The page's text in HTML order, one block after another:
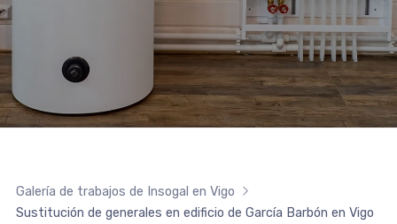
Galería de trabajos de Insogal en Vigo
Sustitución de generales en edificio de García Barbón en Vigo